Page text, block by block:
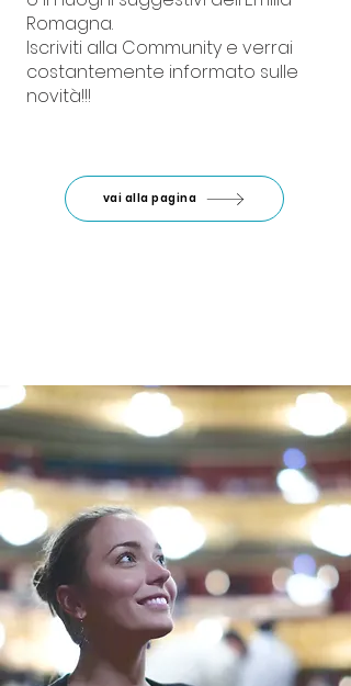
Romagna.
Iscriviti alla Community e verrai
costantemente informato sulle
novità!!!
vai alla pagina